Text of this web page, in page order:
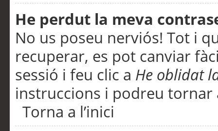
He perdut la meva
No us poseu nerviós! Tot i
recuperar, es pot canviar
sessió i feu clic a He oblidat
instruccions i podreu tornar
Torna a l’inici